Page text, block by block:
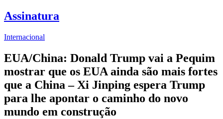
Assinatura
Internacional
EUA/China: Donald Trump vai a Pequim
mostrar que os EUA ainda são mais fortes
que a China – Xi Jinping espera Trump
para lhe apontar o caminho do novo
mundo em construção